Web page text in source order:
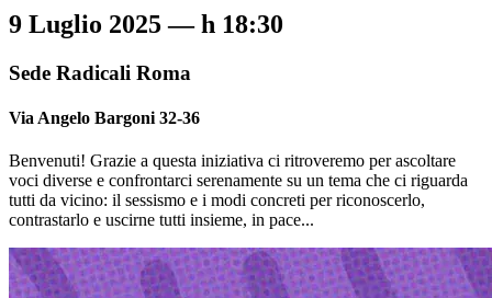
9 Luglio 2025—h 18:30
Sede Radicali Roma
Via Angelo Bargoni 32-36
Benvenuti! Grazie a questa iniziativa ci ritroveremo per ascoltare
voci diverse e confrontarci serenamente su un tema che ci riguarda
tutti da vicino: il sessismo e i modi concreti per riconoscerlo,
contrastarlo e uscirne tutti insieme, in pace...